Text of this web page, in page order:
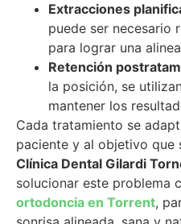
Extracciones
puede ser necesario
para lograr una
Retención
la posición, se
mantener los
Cada tratamiento se
paciente y al objetivo que
Clínica Dental Gilardi
solucionar este problema
ortodoncia en Torrent,